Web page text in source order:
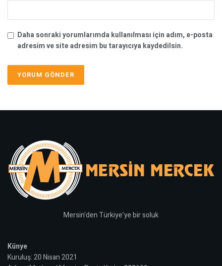
Daha sonraki yorumlarımda kullanılması için adım, e-posta
adresim ve site adresim bu tarayıcıya kaydedilsin.
Mersin'den Türkiye'ye bir soluk
Künye
Kuruluş: 20 Nisan 2021